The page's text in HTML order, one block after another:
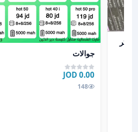
عرض تفاصيل جوالات
جوالات
0.00 JOD
148